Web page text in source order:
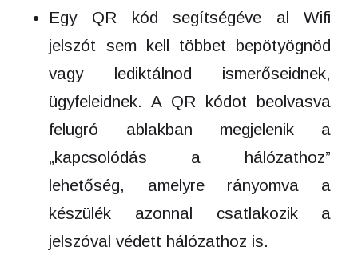
Egy QR kód segítségéve al Wifi
jelszót sem kell többet bepötyögnöd
vagy lediktálnod ismerőseidnek,
ügyfeleidnek. A QR kódot beolvasva
felugró ablakban megjelenik a
„kapcsolódás a hálózathoz”
lehetőség, amelyre rányomva a
készülék azonnal csatlakozik a
jelszóval védett hálózathoz is.